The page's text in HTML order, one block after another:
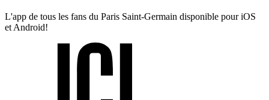
L'app de tous les fans du Paris Saint-Germain disponible pour iOS
et Android!